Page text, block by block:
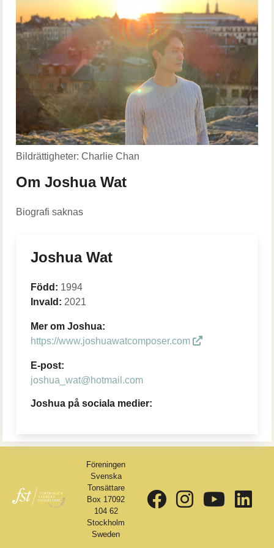
Bildrättigheter: Charlie Chan
Om Joshua Wat
Biografi saknas
Joshua Wat
Född: 1994
Invald: 2021
Mer om Joshua:
https://www.joshuawatcomposer.com
E-post:
joshua_wat@hotmail.com
Joshua på sociala medier:
Föreningen
Svenska
Tonsättare
Box 17092
104 62
Stockholm
Sweden